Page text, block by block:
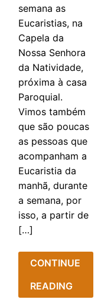
semana as
Eucaristias, na
Capela da
Nossa Senhora
da Natividade,
próxima à casa
Paroquial.
Vimos também
que são poucas
as pessoas que
acompanham a
Eucaristia da
manhã, durante
a semana, por
isso, a partir de
[…]
CONTINUE
READING